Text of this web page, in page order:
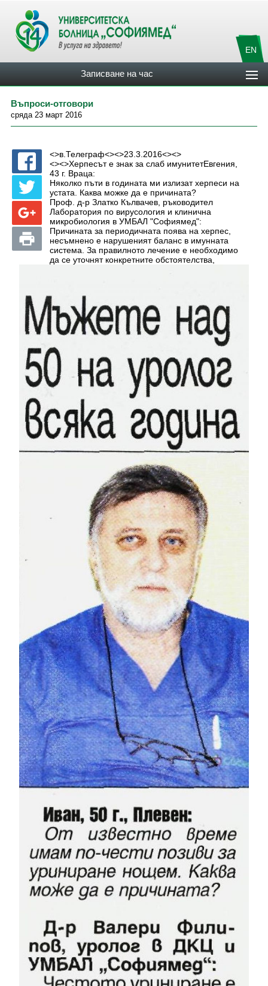
EN
Записване на час
Въпроси-отговори
сряда 23 март 2016
<>в.Телеграф<><>23.3.2016<><>
<><>Херпесът е знак за слаб имунитетЕвгения,
43 г. Враца:
Няколко пъти в годината ми излизат херпеси на
устата. Каква можке да е причината?
Проф. д-р Златко Кълвачев, ръководител
Лаборатория по вирусология и клинична
микробиология в УМБАЛ "Софиямед":
Причината за периодичната поява на херпес,
несъмнено е нарушеният баланс в имунната
система. За правилното лечение е необходимо
да се уточнят конкретните обстоятелства,